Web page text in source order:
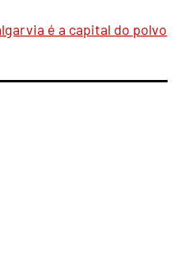
é a capital do polvo